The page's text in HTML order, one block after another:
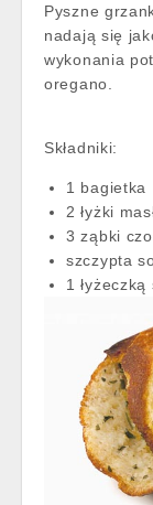
Pyszne
nadają się
wykonania
oregano.
Składniki:
1 bagietka
2 łyżki
3 ząbki
szczypta
1